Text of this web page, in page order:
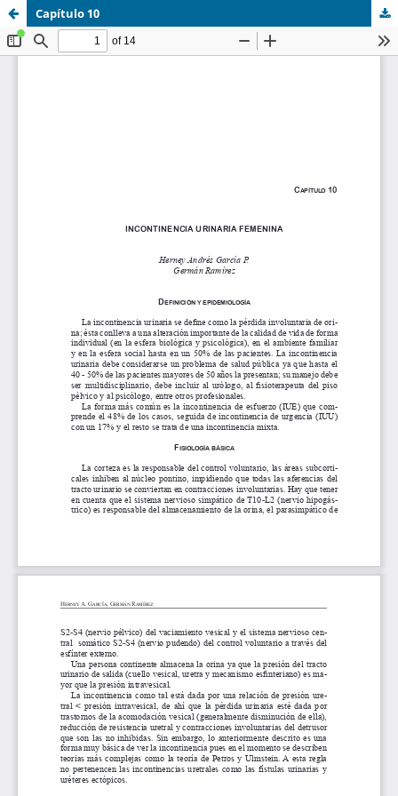
Capítulo 10